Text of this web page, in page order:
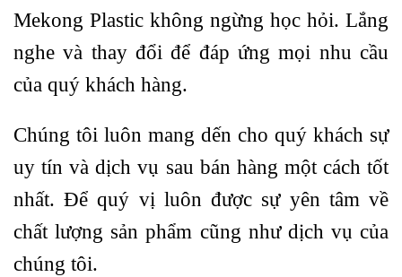
Mekong Plastic không ngừng học hỏi. Lắng
nghe và thay đổi để đáp ứng mọi nhu cầu
của quý khách hàng.
Chúng tôi luôn mang dến cho quý khách sự
uy tín và dịch vụ sau bán hàng một cách tốt
nhất. Để quý vị luôn được sự yên tâm về
chất lượng sản phẩm cũng như dịch vụ của
chúng tôi.